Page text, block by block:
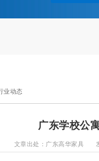
业动态
广东学校公
文章出处：广东高华家具